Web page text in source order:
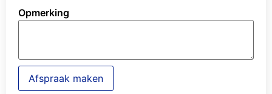
Opmerking
Afspraak maken